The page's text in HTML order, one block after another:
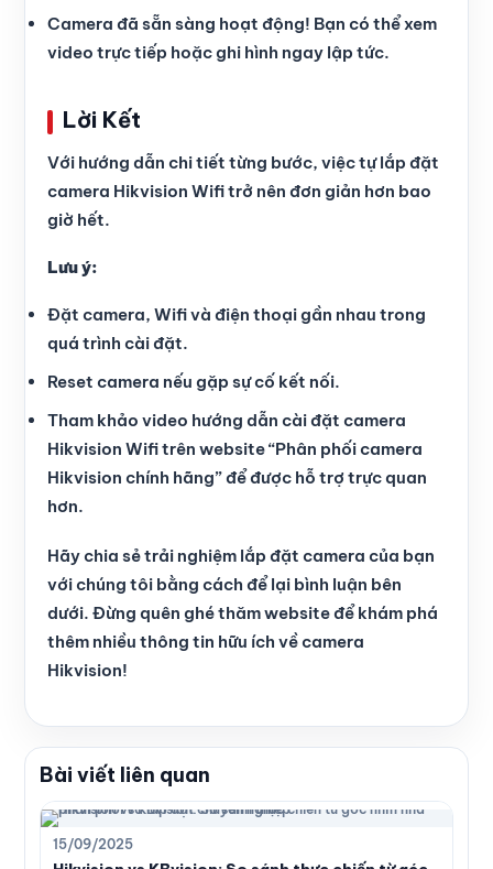
Camera đã sẵn sàng hoạt động! Bạn có thể xem
video trực tiếp hoặc ghi hình ngay lập tức.
Lời Kết
Với hướng dẫn chi tiết từng bước, việc tự lắp đặt
camera Hikvision Wifi trở nên đơn giản hơn bao
giờ hết.
Lưu ý:
Đặt camera, Wifi và điện thoại gần nhau trong
quá trình cài đặt.
Reset camera nếu gặp sự cố kết nối.
Tham khảo video hướng dẫn cài đặt camera
Hikvision Wifi trên website “Phân phối camera
Hikvision chính hãng” để được hỗ trợ trực quan
hơn.
Hãy chia sẻ trải nghiệm lắp đặt camera của bạn
với chúng tôi bằng cách để lại bình luận bên
dưới. Đừng quên ghé thăm website để khám phá
thêm nhiều thông tin hữu ích về camera
Hikvision!
Bài viết liên quan
15/09/2025